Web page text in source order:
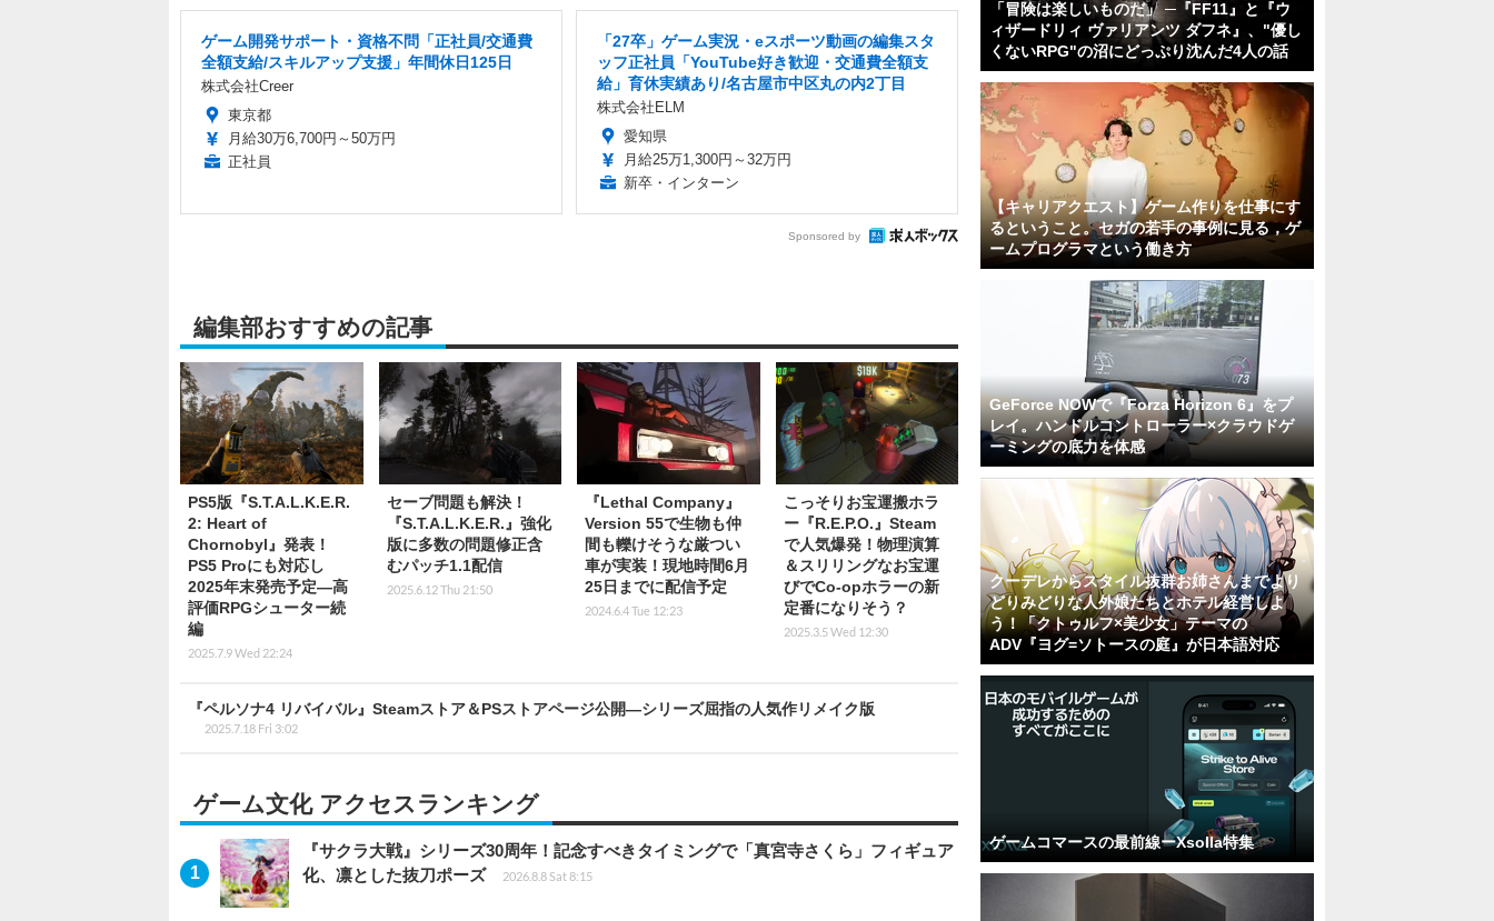
ゲーム開発サポート・資格不問「正社員/交通費
全額支給/スキルアップ支援」年間休日125日
株式会社Creer
東京都
月給30万6,700円～50万円
正社員
「27卒」ゲーム実況・eスポーツ動画の編集スタ
ッフ正社員「YouTube好き歓迎・交通費全額支
給」育休実績あり/名古屋市中区丸の内2丁目
株式会社ELM
愛知県
月給25万1,300円～32万円
新卒・インターン
Sponsored by
編集部おすすめの記事
PS5版『S.T.A.L.K.E.R.
2: Heart of
Chornobyl』発表！
PS5 Proにも対応し
2025年末発売予定―高
評価RPGシューター続
編
2025.7.9 Wed 22:24
セーブ問題も解決！
『S.T.A.L.K.E.R.』強化
版に多数の問題修正含
むパッチ1.1配信
2025.6.12 Thu 21:50
『Lethal Company』
Version 55で生物も仲
間も轢けそうな厳つい
車が実装！現地時間6月
25日までに配信予定
2024.6.4 Tue 12:23
こっそりお宝運搬ホラ
ー『R.E.P.O.』Steam
で人気爆発！物理演算
＆スリリングなお宝運
びでCo-opホラーの新
定番になりそう？
2025.3.5 Wed 12:30
『ペルソナ4 リバイバル』Steamストア＆PSストアページ公開―シリーズ屈指の人気作リメイク版
2025.7.18 Fri 3:02
ゲーム文化 アクセスランキング
『サクラ大戦』シリーズ30周年！記念すべきタイミングで「真宮寺さくら」フィギュア
化、凛とした抜刀ポーズ
2026.8.8 Sat 8:15
「冒険は楽しいものだ」 ─『FF11』と『ウ
ィザードリィ ヴァリアンツ ダフネ』、"優し
くないRPG"の沼にどっぷり沈んだ4人の話
【キャリアクエスト】ゲーム作りを仕事にす
るということ。セガの若手の事例に見る，ゲ
ームプログラマという働き方
GeForce NOWで『Forza Horizon 6』をプ
レイ。ハンドルコントローラー×クラウドゲ
ーミングの底力を体感
クーデレからスタイル抜群お姉さんまでより
どりみどりな人外娘たちとホテル経営しよ
う！「クトゥルフ×美少女」テーマの
ADV『ヨグ=ソトースの庭』が日本語対応
ゲームコマースの最前線ーXsolla特集